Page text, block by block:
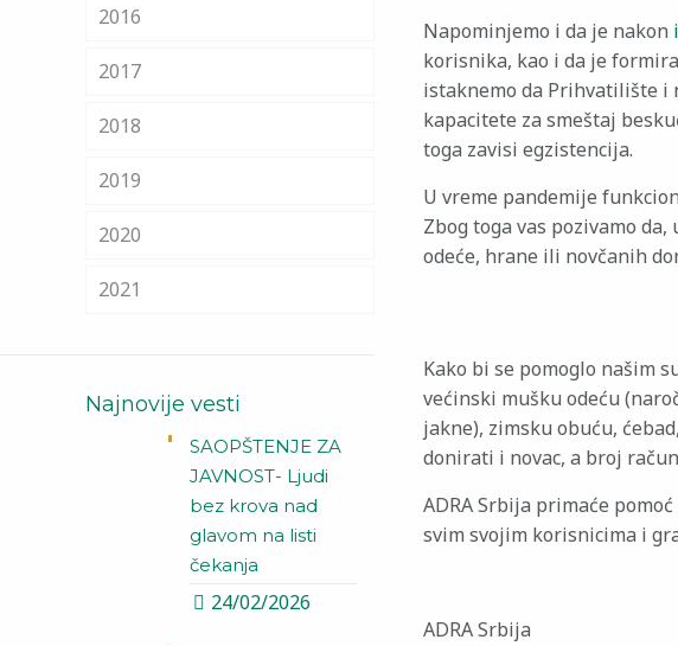
Napominjemo i da je nakon
korisnika, kao i da je
istaknemo da Prihvatilište i
kapacitete za smeštaj
toga zavisi egzistencija.
U vreme pandemije
Zbog toga vas pozivamo
odeće, hrane ili novčanih
Kako bi se pomoglo našim
većinski mušku odeću
jakne), zimsku obuću,
donirati i novac, a broj
ADRA Srbija primaće
svim svojim korisnicima i
ADRA Srbija
2016
2017
2018
2019
2020
2021
Najnovije vesti
SAOPŠTENJE ZA
JAVNOST- Ljudi
bez krova nad
glavom na listi
čekanja
24/02/2026